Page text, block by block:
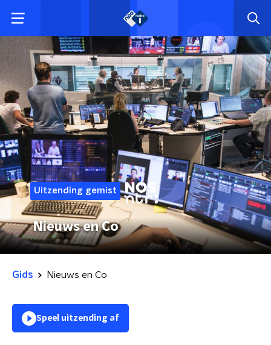
Uitzending gemist
Nieuws en Co
Gids Nieuws en Co
Speel uitzending af